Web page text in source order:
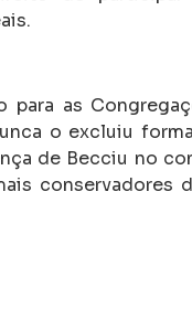
as
o excluiu
de Becciu no
conservadores